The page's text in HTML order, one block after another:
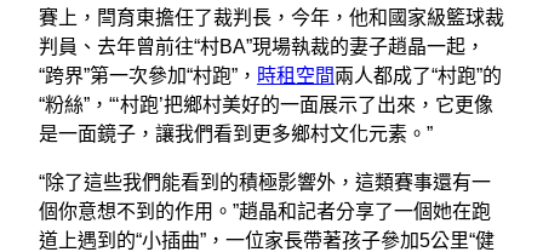
賽上，閆育東擔任了裁判長，今年，他和國家級籃球裁
判員、去年曾前往“村BA”現場執裁的妻子趙晶一起，
“跨界”第一次參加“村跑”， 時租空間兩人都成了“村跑”的
“粉絲”，“‘村跑’把鄉村美好的一面展示了出來，它更像
是一面鏡子，讓我們看到更多鄉村文化元素。”
“除了這些我們能看到的積極影響外，這類賽事還有一
個你意想不到的作用。”趙晶和記者分享了一個她在跑
道上遇到的“小插曲”，一位家長帶著孩子參加5公里“健